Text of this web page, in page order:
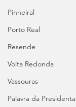
Pinheiral
Porto Real
Resende
Volta Redonda
Vassouras
Palavra da Presidenta